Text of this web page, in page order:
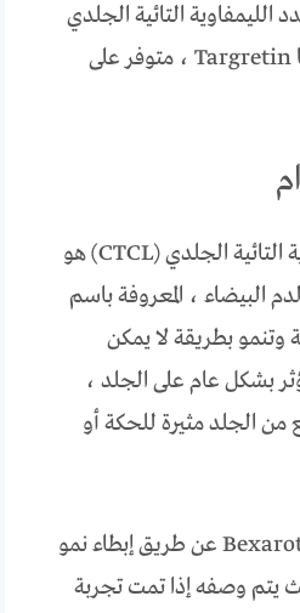
التائية الجلدي
(CTCL) ، ويسمى أيضًا Targretin ، متوفر على
سرطان الغدد الليمفاوية التائية الجلدي (CTCL) هو
البيضاء ، المعروفة باسم
وتنمو بطريقة لا يمكن
بشكل عام على الجلد ،
الجلد مثيرة للحكة أو
يعمل بيكساروتين Bexarotene عن طريق إبطاء نمو
يتم وصفه إذا تمت تجربة